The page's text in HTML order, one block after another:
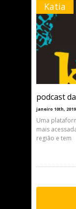
Katia
podcast
janeiro 10th,
Uma
mais
região e tem